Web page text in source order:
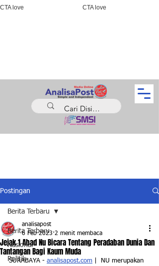
Postingan
Berita Terbaru
Nasional
Politik
Berita Terbaru
Jejak 1 Abad Nu Bicara Tentang Peradaban Dunia Dan
Tantangan Bagi Kaum Muda
analisapost
6 Feb 2023 2 menit membaca
SURABAYA - analisapost.com |  NU merupakan